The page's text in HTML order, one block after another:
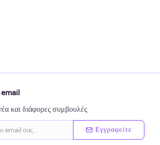
και διάφορες συμβουλές
Εγγραφείτε